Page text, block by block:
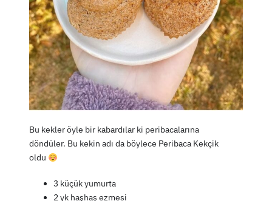
Bu kekler öyle bir kabardılar ki peribacalarına
döndüler. Bu kekin adı da böylece Peribaca Kekçik
oldu
3 küçük yumurta
2 yk haşhaş ezmesi